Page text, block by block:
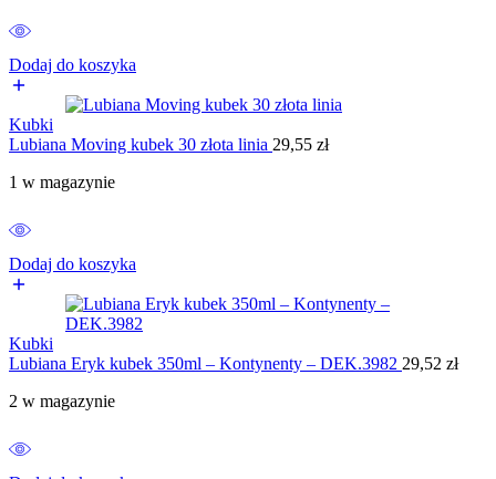
Dodaj do koszyka
Kubki
Lubiana Moving kubek 30 złota linia 29,55 zł
1 w magazynie
Dodaj do koszyka
Kubki
Lubiana Eryk kubek 350ml – Kontynenty – DEK.3982 29,52 zł
2 w magazynie